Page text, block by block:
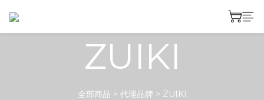
ZUIKI
全部商品 > 代理品牌 > ZUIKI